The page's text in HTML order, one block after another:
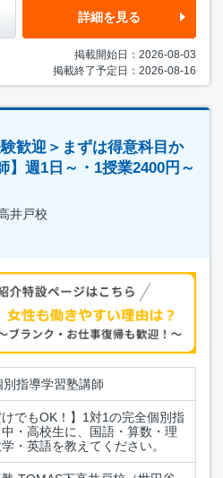
詳細を見る
掲載開始日：2026-08-03
掲載終了予定日：2026-08-16
歓迎＞まずは得意科目か
】週1日～・1授業2400円～
井戸校
指導学習塾講師
けでもOK！】1対1の完全個別指
・高校生に、国語・算数・理
・英語を教えてください。